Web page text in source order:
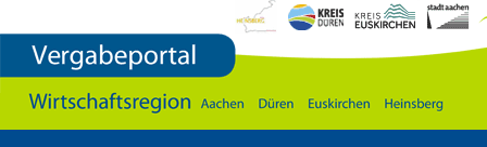
Aachen
DÃ¼ren
Heinsberg